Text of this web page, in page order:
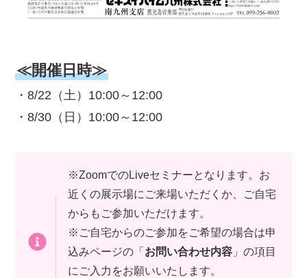
≪開催日時≫
・8/22（土）10:00～12:00
・8/30（日）10:00～12:00
※ZoomでのLiveセミナーとなります。お
近くの展示場にご来場いただくか、ご自宅
からもご参加いただけます。
※ご自宅からのご参加をご希望の場合は申
込みページの「お問い合わせ内容」の項目
にご入力をお願いいたします。